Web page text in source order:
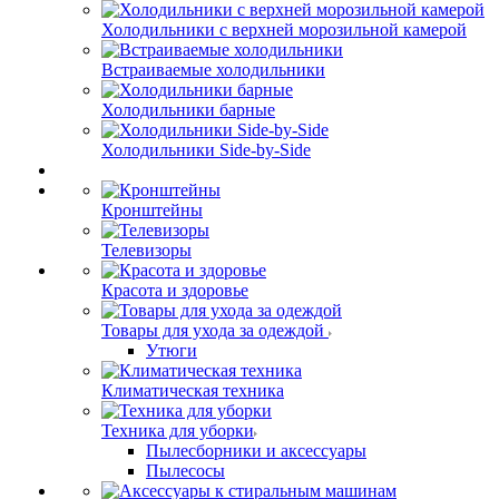
Холодильники с верхней морозильной камерой
Встраиваемые холодильники
Холодильники барные
Холодильники Side-by-Side
Кронштейны
Телевизоры
Красота и здоровье
Товары для ухода за одеждой
Утюги
Климатическая техника
Техника для уборки
Пылесборники и аксессуары
Пылесосы